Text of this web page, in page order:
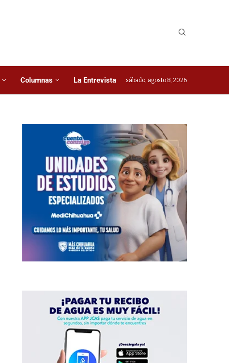
Columnas La Entrevista sábado, agosto 8, 2026